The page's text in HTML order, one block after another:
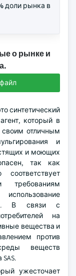
доли рынка в
о рынке и
синтетический
который в
своим отличным
и
и моющих
так как
требованиям
В связи с
на
вещества и
против
веществ
ужесточает